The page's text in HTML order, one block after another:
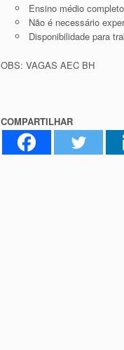
Ensino médio
Não é necessário
Disponibilidade para
OBS: VAGAS AEC BH
COMPARTILHAR